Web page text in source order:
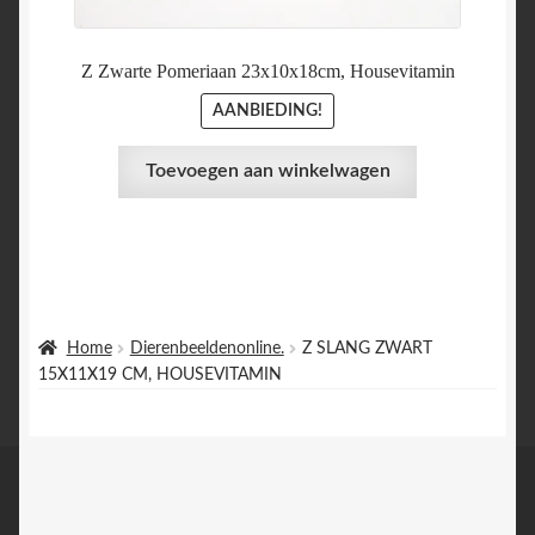
Home Dierenbeeldenonline.
Z SLANG ZWART
15X11X19 CM, HOUSEVITAMIN
Z Zwarte Pomeriaan 23x10x18cm, Housevitamin
AANBIEDING!
Toevoegen aan winkelwagen